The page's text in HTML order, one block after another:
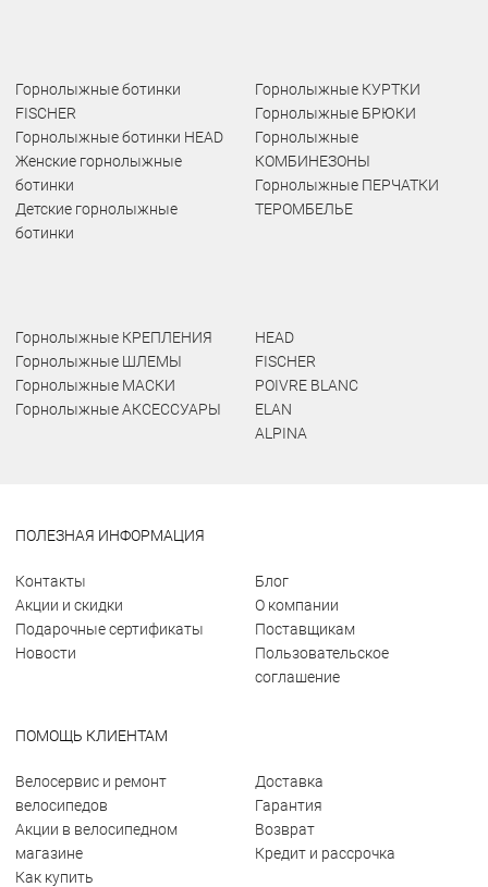
Горнолыжные ботинки
FISCHER
Горнолыжные ботинки HEAD
Женские горнолыжные
ботинки
Детские горнолыжные
ботинки
Горнолыжные КУРТКИ
Горнолыжные БРЮКИ
Горнолыжные
КОМБИНЕЗОНЫ
Горнолыжные ПЕРЧАТКИ
ТЕРОМБЕЛЬЕ
Горнолыжные КРЕПЛЕНИЯ
Горнолыжные ШЛЕМЫ
Горнолыжные МАСКИ
Горнолыжные АКСЕССУАРЫ
HEAD
FISCHER
POIVRE BLANC
ELAN
ALPINA
ПОЛЕЗНАЯ ИНФОРМАЦИЯ
Контакты
Акции и скидки
Подарочные сертификаты
Новости
Блог
О компании
Поставщикам
Пользовательское
соглашение
ПОМОЩЬ КЛИЕНТАМ
Велосервис и ремонт
велосипедов
Акции в велосипедном
магазине
Как купить
Доставка
Гарантия
Возврат
Кредит и рассрочка